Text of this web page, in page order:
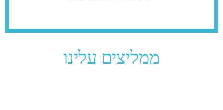
ממליצים עלינו